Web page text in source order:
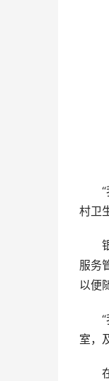
“我
村卫
银
服务
以便
“我
室，
在